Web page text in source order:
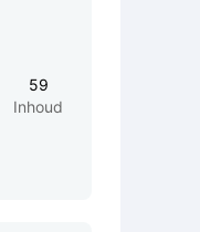
59
Inhoud